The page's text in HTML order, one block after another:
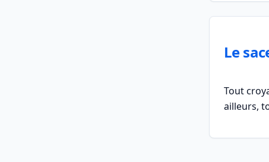
Le
Tout
ailleurs,